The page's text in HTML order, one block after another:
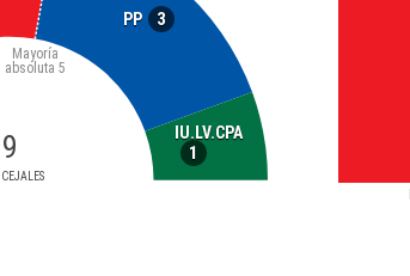
PP 3
IU.LV.CPA
1
9
Mayoría
absoluta 5